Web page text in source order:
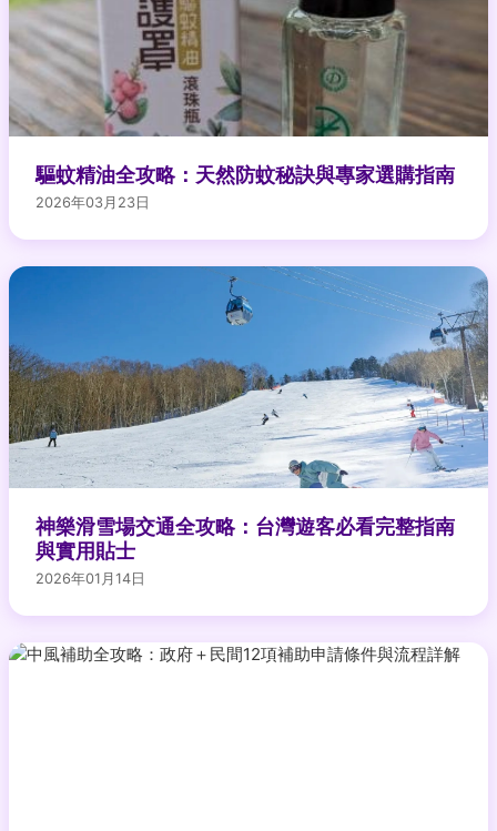
驅蚊精油全攻略：天然防蚊秘訣與專家選購指南
2026年03月23日
神樂滑雪場交通全攻略：台灣遊客必看完整指南
與實用貼士
2026年01月14日